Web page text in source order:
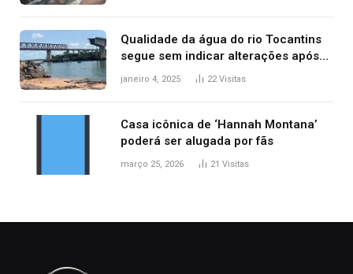
Qualidade da água do rio Tocantins
segue sem indicar alterações após
desabamento da ponte entre MA e
janeiro 4, 2025 22Visitas
Casa icônica de ‘Hannah Montana’
poderá ser alugada por fãs
março 25, 2026 21 Visitas